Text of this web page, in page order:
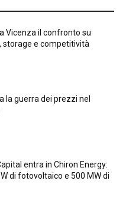
Vicenza il confronto su
storage e competitività
la guerra dei prezzi nel
entra in Chiron Energy:
di fotovoltaico e 500 MW di